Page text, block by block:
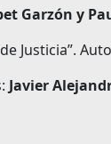
Garzón y
Justicia”.
Javier